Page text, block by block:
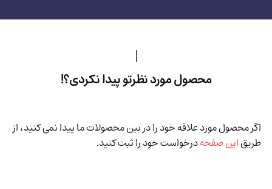
محصول مورد نظرتو پیدا نکردی؟!
اگر محصول مورد علاقه خود را در بین محصولات ما پیدا نمی کنید، از
طریقاین صفحهدرخواست خود را ثبت کنید.